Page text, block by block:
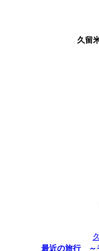
久留
最近の旅行 ～